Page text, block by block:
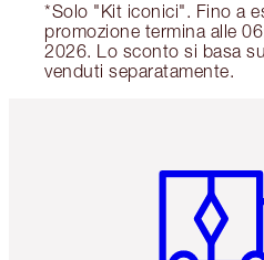
*Solo "Kit iconici". Fino a
promozione termina alle
2026. Lo sconto si basa
venduti separatamente.